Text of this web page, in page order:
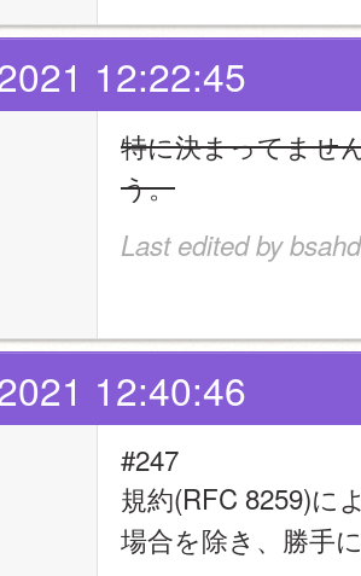
12:22:45
特に決まってませ
う。
Last edited by
12:40:46
#247
規約(RFC 8259)に
場合を除き、勝手